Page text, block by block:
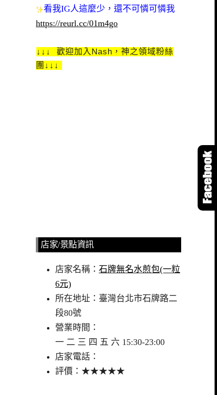
看我IG人這麼少，還不可憐可憐我
https://reurl.cc/01m4go
↓↓↓ 歡迎加入Nash，神之領域粉絲
團↓↓↓
店家/景點資訊
店家名稱： 石牌無名水煎包(一粒
6元)
所在地址：臺灣台北市石牌路二
段80號
營業時間：
一 二 三 四 五 六 15:30-23:00
店家電話：
評價：★★★★★